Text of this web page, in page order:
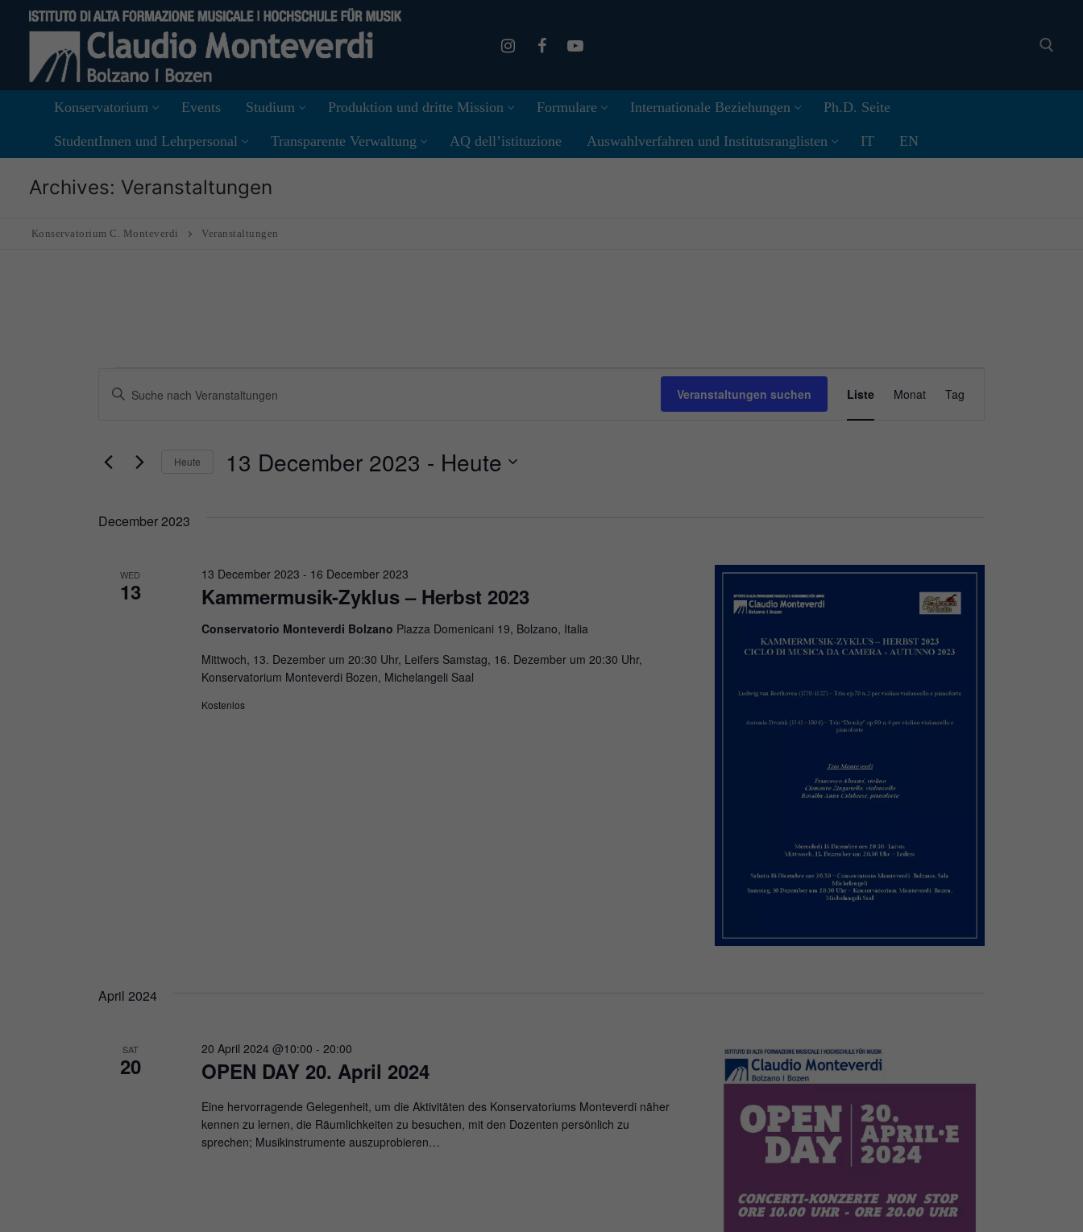
content
Search for:
Konservatorium Events Studium Produktion und dritte Mission Formulare Internationale Beziehungen Ph.D. Seite
StudentInnen und Lehrpersonal Transparente Verwaltung AQ dell’istituzione Auswahlverfahren und Institutsranglisten IT EN
Archives: Veranstaltungen
Konservatorium C. Monteverdi Veranstaltungen
Veranstaltungen
Veranstaltungen
und
Ansichten,
Navigation
Bitte
Veranstaltungen suchen
Veranstaltung
Liste Monat Tag
Heute 13 December 2023 - Heute
December 2023
WED
13 Kammermusik-Zyklus – Herbst 2023
13 December 2023 - 16 December 2023
Conservatorio Monteverdi Bolzano Piazza Domenicani 19, Bolzano, Italia
Mittwoch, 13. Dezember um 20:30 Uhr, Leifers Samstag, 16. Dezember um 20:30 Uhr,
Konservatorium Monteverdi Bozen, Michelangeli Saal
Kostenlos
April 2024
SAT
20 OPEN DAY 20. April 2024
20 April 2024 @10:00 - 20:00
Eine hervorragende Gelegenheit, um die Aktivitäten des Konservatoriums Monteverdi näher
kennen zu lernen, die Räumlichkeiten zu besuchen, mit den Dozenten persönlich zu
sprechen; Musikinstrumente auszuprobieren…